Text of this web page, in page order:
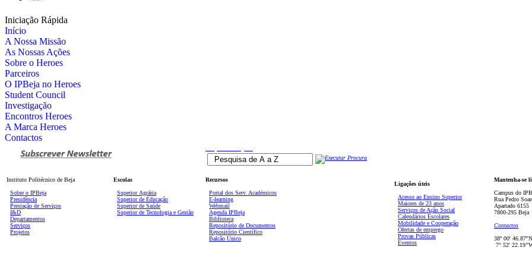
Iniciação Rápida
Início
A Nossa Missão
As Nossas Ações
Sobre o Heroes
Parceiros
O IPBeja no Heroes
Student Council
Investigação
Encontros Heroes
A Marca Heroes
Contactos
Instituto Politécnico de Beja
Sobre o IPBeja
Presidência
Prestação de Serviços
I&D
Departamentos
Serviços
Projetos
Escolas
Superior Agrária
Superior de Educação
Superior de Saúde
Superior de Tecnologia e Gestão
Recursos
Portal dos Serv. Académicos
E-learning
Webmail
Agenda IPBeja
Biblioteca
Repositório de Documentos
Repositório Científico
Balcão Único
Ligações úteis
Acesso ao Ensino Superior
Maiores de 23 anos
Serviços de Ação Social
Calendários Escolares
Mobilidade e Cooperação
Ofertas de emprego
Provas Públicas
Eventos
Mantenha-se
Campus do
Rua Pedro
Apartado 6155
7800-295 Beja
Contactos
38º 00' 46.87''N
7° 52'